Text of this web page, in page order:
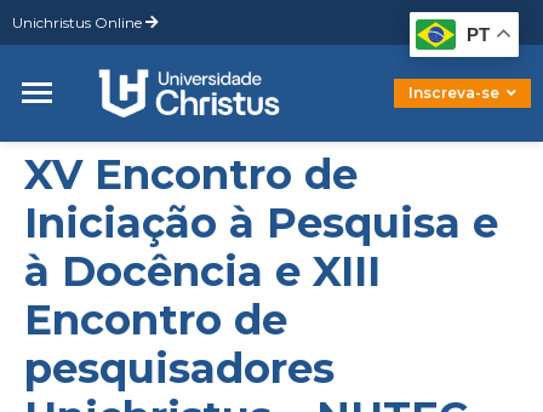
Unichristus Online
Inscreva-se
Graduação
Pós-Graduação
Mestrado
Doutorado
XV Encontro de
Iniciação à Pesquisa e
à Docência e XIII
Encontro de
pesquisadores
PT